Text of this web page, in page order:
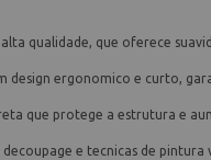
qualidade, que oferece
design ergonomico e curto,
que protege a estrutura e
e tecnicas de pintura